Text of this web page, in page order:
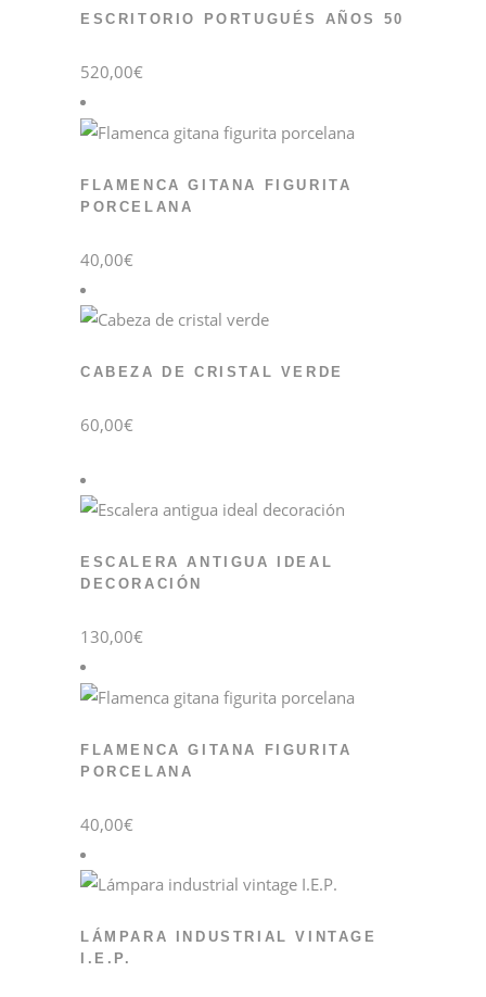
ESCRITORIO PORTUGUÉS AÑOS 50
520,00€
FLAMENCA GITANA FIGURITA
PORCELANA
40,00€
CABEZA DE CRISTAL VERDE
60,00€
ESCALERA ANTIGUA IDEAL
DECORACIÓN
130,00€
FLAMENCA GITANA FIGURITA
PORCELANA
40,00€
LÁMPARA INDUSTRIAL VINTAGE
I.E.P.